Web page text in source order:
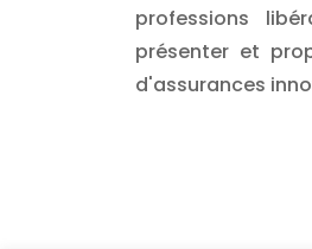
professions
présenter et
d'assurances